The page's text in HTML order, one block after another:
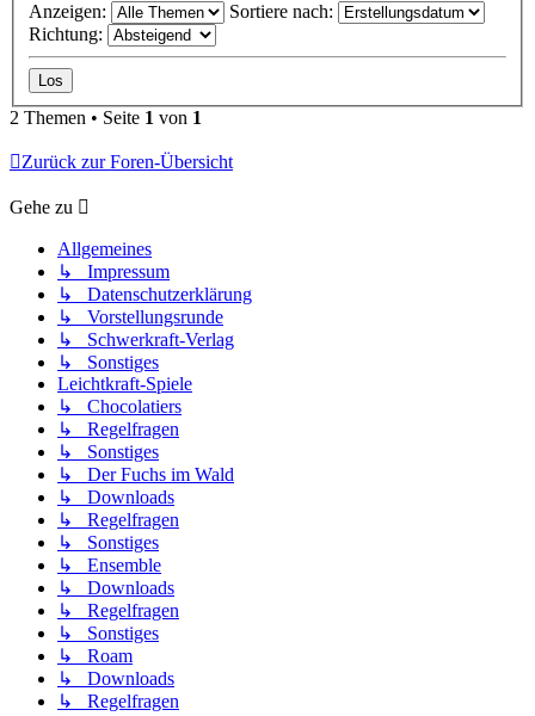
Anzeigen:
Sortiere nach:
Richtung:
2 Themen • Seite 1 von 1
Zurück zur Foren-Übersicht
Gehe zu
Allgemeines
↳ Impressum
↳ Datenschutzerklärung
↳ Vorstellungsrunde
↳ Schwerkraft-Verlag
↳ Sonstiges
Leichtkraft-Spiele
↳ Chocolatiers
↳ Regelfragen
↳ Sonstiges
↳ Der Fuchs im Wald
↳ Downloads
↳ Regelfragen
↳ Sonstiges
↳ Ensemble
↳ Downloads
↳ Regelfragen
↳ Sonstiges
↳ Roam
↳ Downloads
↳ Regelfragen